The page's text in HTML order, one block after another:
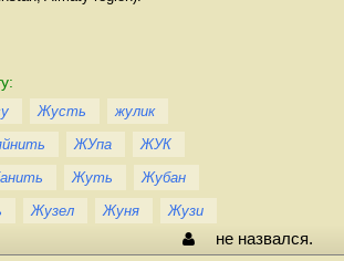
Жусть
жулик
ЖУпа
ЖУК
Жуть
Жубан
Жузел Жуня Жузи
не назвался.